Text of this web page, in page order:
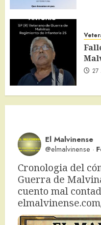
27
El Malvinense
@elmalvinense ·
Cronologia del
Guerra de